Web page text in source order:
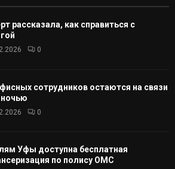
рассказала, как справиться с
0
сотрудников остаются на связи
0
Уфы доступна бесплатная
по полису ОМС